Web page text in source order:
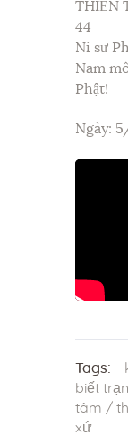
THIỀN
44
Ni sư
Nam
Phật!
Ngày:
Tags:
biết
tâm /
xứ